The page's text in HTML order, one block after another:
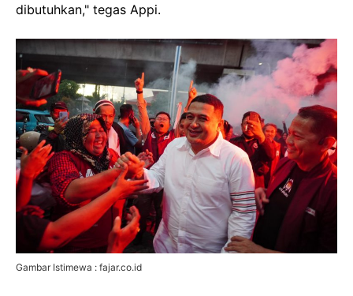
dibutuhkan," tegas Appi.
Gambar Istimewa : fajar.co.id